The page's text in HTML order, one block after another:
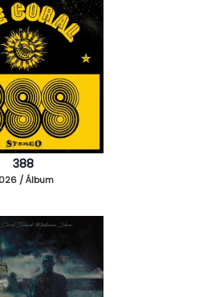
388
/ Álbum